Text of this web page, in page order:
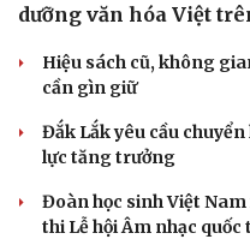
dưỡng văn hóa Việt
Hiệu sách cũ, không
cần gìn giữ
Đắk Lắk yêu cầu
lực tăng trưởng
Đoàn học sinh Việt Nam
thi Lễ hội Âm nhạc quốc